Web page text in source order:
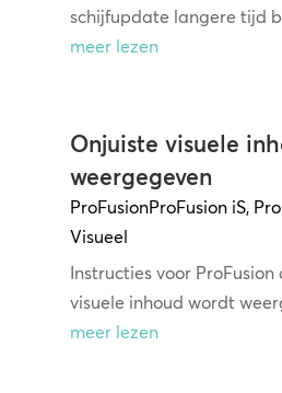
schijfupdate langere tijd
meer lezen
Onjuiste visuele
weergegeven
ProFusionProFusion iS,
Visueel
Instructies voor ProFusion
visuele inhoud wordt
meer lezen